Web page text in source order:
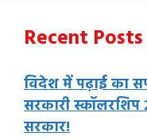
Recent Posts
विदेश में पढ़ाई का
सरकारी स्कॉलरशिप
सरकार!